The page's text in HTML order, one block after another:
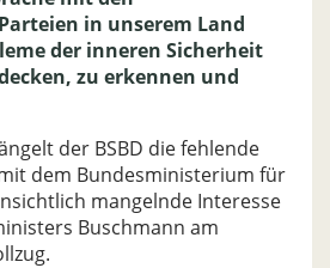
in unserem Land
der inneren Sicherheit
zu erkennen und
der BSBD die fehlende
dem Bundesministerium für
mangelnde Interesse
Buschmann am